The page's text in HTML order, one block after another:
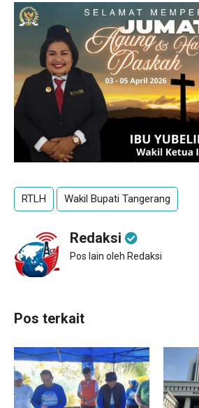
RTLH Wakil Bupati Tangerang
Redaksi
Pos lain oleh Redaksi
Pos terkait